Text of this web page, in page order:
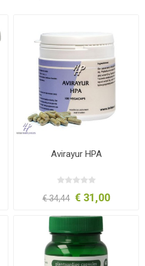
Avirayur HPA
€ 34,44 € 31,00